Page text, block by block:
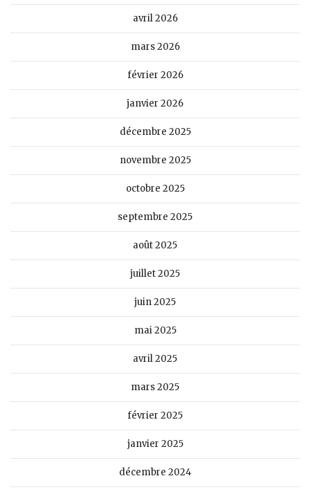
avril 2026
mars 2026
février 2026
janvier 2026
décembre 2025
novembre 2025
octobre 2025
septembre 2025
août 2025
juillet 2025
juin 2025
mai 2025
avril 2025
mars 2025
février 2025
janvier 2025
décembre 2024